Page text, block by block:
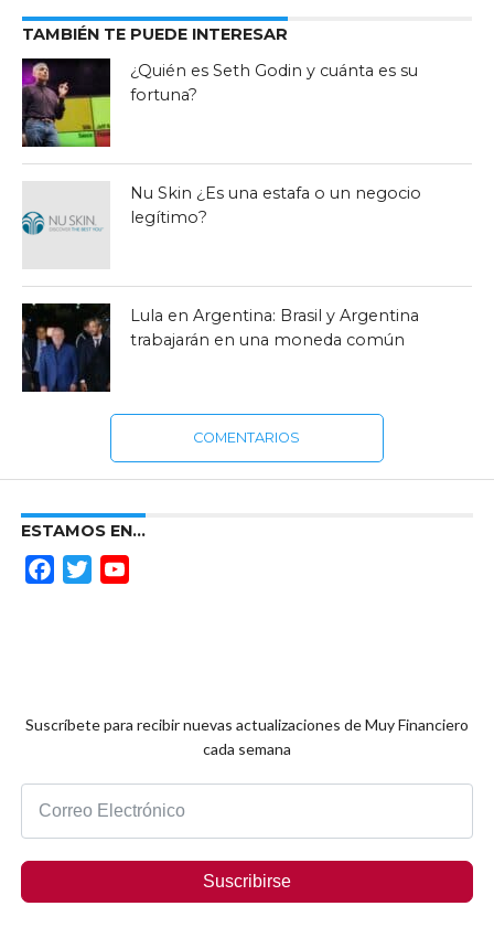
TAMBIÉN TE PUEDE INTERESAR
¿Quién es Seth Godin y cuánta es su
fortuna?
Nu Skin ¿Es una estafa o un negocio
legítimo?
Lula en Argentina: Brasil y Argentina
trabajarán en una moneda común
COMENTARIOS
ESTAMOS EN…
FacebookTwitter
Suscríbete para recibir nuevas actualizaciones de Muy Financiero
cada semana
Suscribirse